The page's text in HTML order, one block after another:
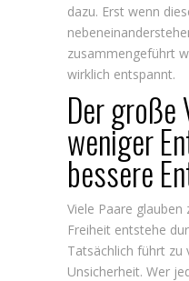
dazu. Erst wenn
zusammengeführt
wirklich entspannt.
Der große
weniger
bessere
Viele Paare
Freiheit entstehe
Tatsächlich führt zu
Unsicherheit. Wer